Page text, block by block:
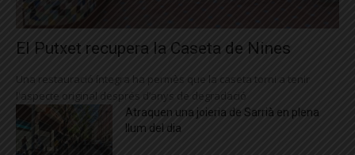
El Putxet recupera la Caseta de Nines
Una restauració íntegra ha permès que la caseta torni a tenir
l'aspecte original després d’anys de degradació
Atraquen una joieria de Sarrià en plena
llum del dia